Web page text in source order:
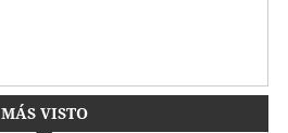
MÁS VISTO